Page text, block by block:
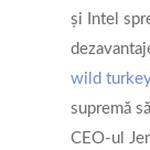
și Intel
wild
supremă
CEO-ul